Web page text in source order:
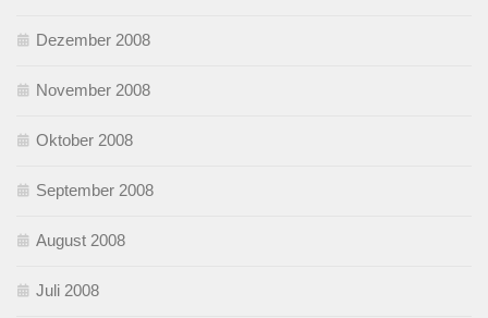
Dezember 2008
November 2008
Oktober 2008
September 2008
August 2008
Juli 2008